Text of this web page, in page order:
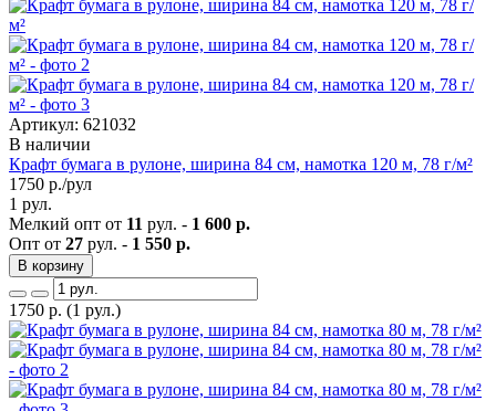
Артикул: 621032
В наличии
Крафт бумага в рулоне, ширина 84 см, намотка 120 м, 78 г/м²
1750 р./рул
1 рул.
Мелкий опт от 11 рул. - 1 600 р.
Опт от 27 рул. - 1 550 р.
В корзину
1750 р. (1 рул.)